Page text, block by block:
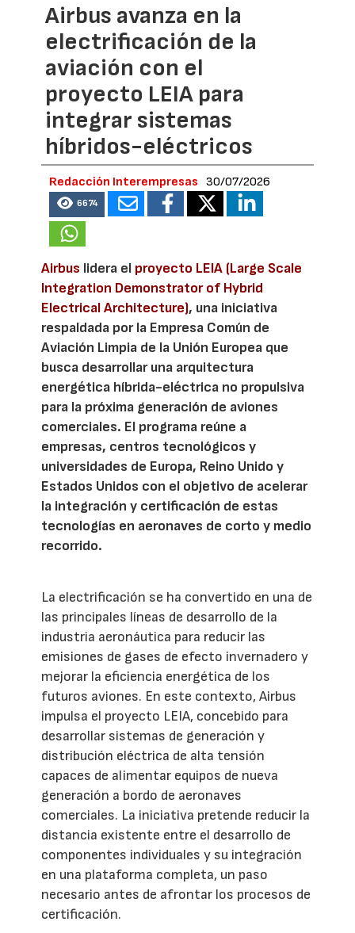
Airbus avanza en la
electrificación de la
aviación con el
proyecto LEIA para
integrar sistemas
híbridos-eléctricos
Redacción Interempresas 30/07/2026
6674
Airbus lidera el proyecto LEIA (Large Scale
Integration Demonstrator of Hybrid
Electrical Architecture), una iniciativa
respaldada por la Empresa Común de
Aviación Limpia de la Unión Europea que
busca desarrollar una arquitectura
energética híbrida-eléctrica no propulsiva
para la próxima generación de aviones
comerciales. El programa reúne a
empresas, centros tecnológicos y
universidades de Europa, Reino Unido y
Estados Unidos con el objetivo de acelerar
la integración y certificación de estas
tecnologías en aeronaves de corto y medio
recorrido.
La electrificación se ha convertido en una de
las principales líneas de desarrollo de la
industria aeronáutica para reducir las
emisiones de gases de efecto invernadero y
mejorar la eficiencia energética de los
futuros aviones. En este contexto, Airbus
impulsa el proyecto LEIA, concebido para
desarrollar sistemas de generación y
distribución eléctrica de alta tensión
capaces de alimentar equipos de nueva
generación a bordo de aeronaves
comerciales. La iniciativa pretende reducir la
distancia existente entre el desarrollo de
componentes individuales y su integración
en una plataforma completa, un paso
necesario antes de afrontar los procesos de
certificación.